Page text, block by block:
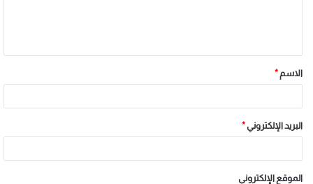
الاسم *
البريد الإلكتروني *
الموقع الإلكتروني